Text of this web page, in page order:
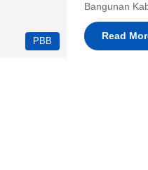
PBB
Bangunan
Read